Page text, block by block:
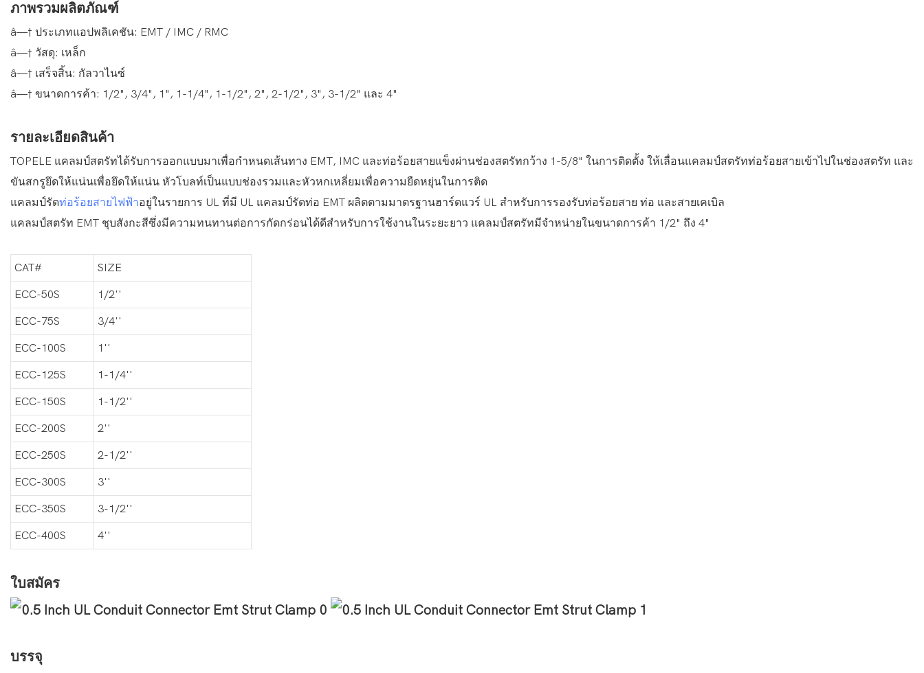
ภาพรวมผลิตภัณฑ์
â—† ประเภทแอปพลิเคชัน: EMT / IMC / RMC
â—† วัสดุ: เหล็ก
â—† เสร็จสิ้น: กัลวาไนซ์
â—† ขนาดการค้า: 1/2", 3/4", 1", 1-1/4", 1-1/2", 2", 2-1/2", 3", 3-1/2" และ 4"
รายละเอียดสินค้า
TOPELE แคลมป์สตรัทได้รับการออกแบบมาเพื่อกำหนดเส้นทาง EMT, IMC และท่อร้อยสายแข็งผ่านช่องสตรัทกว้าง 1-5/8" ในการติดตั้ง ให้เลื่อนแคลมป์สตรัทท่อร้อยสายเข้าไปในช่องสตรัท และ
ขันสกรูยึดให้แน่นเพื่อยึดให้แน่น หัวโบลท์เป็นแบบช่องรวมและหัวหกเหลี่ยมเพื่อความยืดหยุ่นในการติด
แคลมป์รัดท่อร้อยสายไฟฟ้าอยู่ในรายการ UL ที่มี UL แคลมป์รัดท่อ EMT ผลิตตามมาตรฐานฮาร์ดแวร์ UL สำหรับการรองรับท่อร้อยสาย ท่อ และสายเคเบิล
แคลมป์สตรัท EMT ชุบสังกะสีซึ่งมีความทนทานต่อการกัดกร่อนได้ดีสำหรับการใช้งานในระยะยาว แคลมป์สตรัทมีจำหน่ายในขนาดการค้า 1/2" ถึง 4"
CAT# SIZE
ECC-50S 1/2''
ECC-75S 3/4''
ECC-100S 1''
ECC-125S 1-1/4''
ECC-150S 1-1/2''
ECC-200S 2''
ECC-250S 2-1/2''
ECC-300S 3''
ECC-350S 3-1/2''
ECC-400S 4''
ใบสมัคร
บรรจุ